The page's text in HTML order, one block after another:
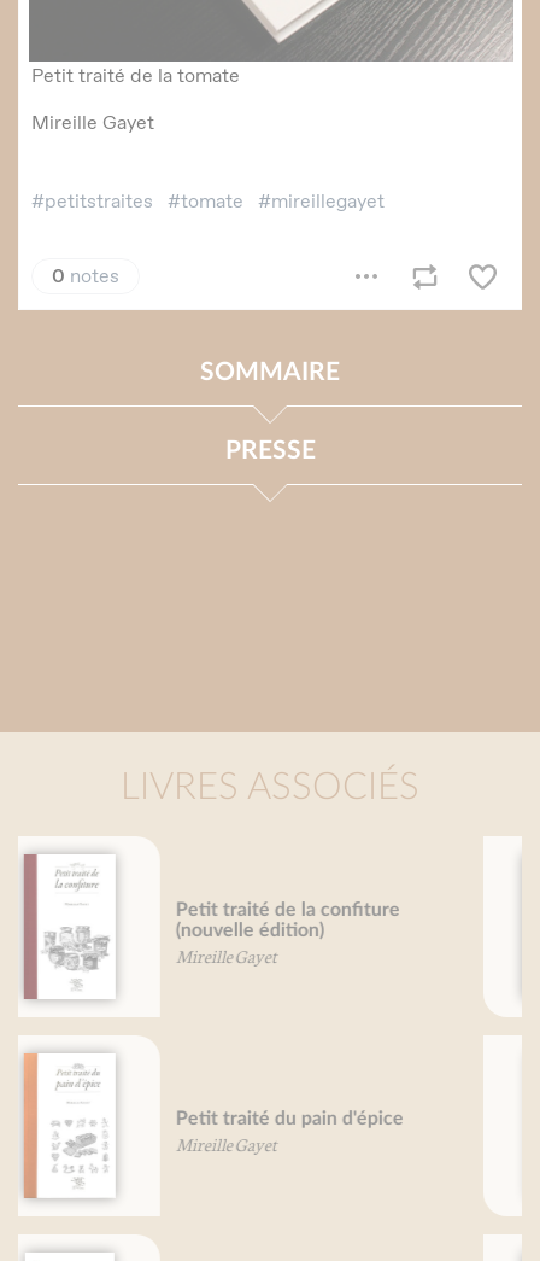
SOMMAIRE
PRESSE
LIVRES ASSOCIÉS
Grand traité du café
Mireille Gayet
Potirons, potimarrons, je vous
aime...
Béatrice Vigot-Lagandré